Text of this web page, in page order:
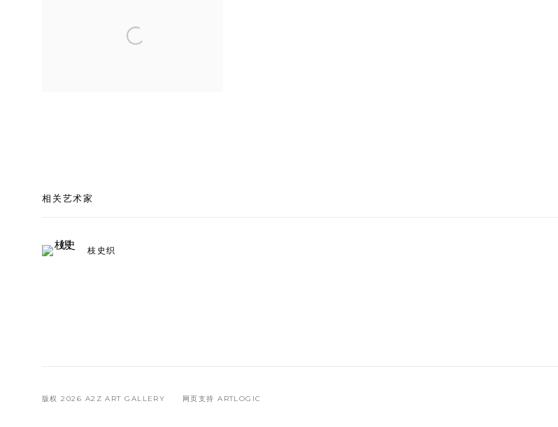
相关艺术家
枝史织
版权 2026 A2Z ART GALLERY 网页支持 ARTLOGIC